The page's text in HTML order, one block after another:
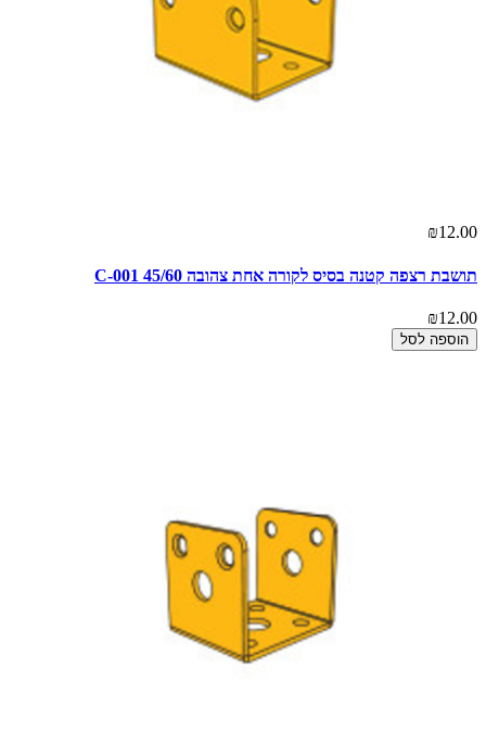
₪12.00
תושבת רצפה קטנה בסיס לקורה אחת צהובה 45/60 C-001
₪12.00
הוספה לסל